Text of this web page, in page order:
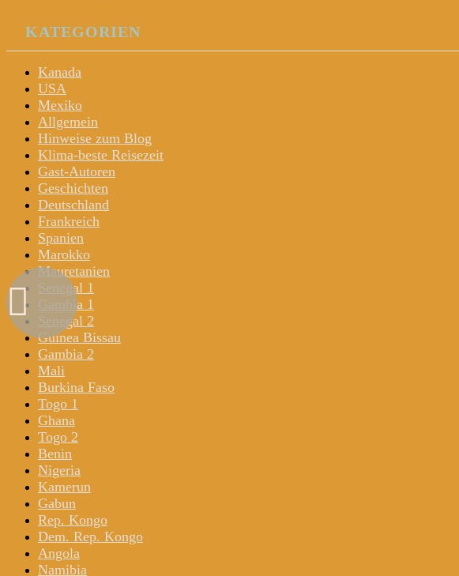
KATEGORIEN
Kanada
USA
Mexiko
Allgemein
Hinweise zum Blog
Klima-beste Reisezeit
Gast-Autoren
Geschichten
Deutschland
Frankreich
Spanien
Marokko
Mauretanien
Senegal 1
Gambia 1
Senegal 2
Guinea Bissau
Gambia 2
Mali
Burkina Faso
Togo 1
Ghana
Togo 2
Benin
Nigeria
Kamerun
Gabun
Rep. Kongo
Dem. Rep. Kongo
Angola
Namibia